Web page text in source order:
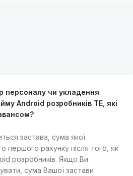
персоналу чи укладення
Android розробників TE, які
застава, сума якої
першого рахунку після того, як
розробників. Якщо Ви
сума Вашої застави